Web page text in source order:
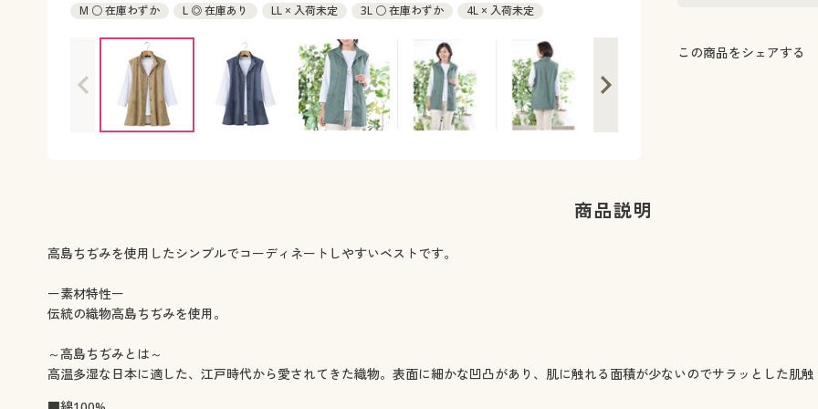
M ○ 在庫わずか L ◎ 在庫あり LL × 入荷未定 3L ○ 在庫わずか 4L × 入荷未定
この商品をシェアする
商品説明
高島ちぢみを使用したシンプルでコーディネートしやすいベストです。
ー素材特性ー
伝統の織物高島ちぢみを使用。
～高島ちぢみとは～
高温多湿な日本に適した、江戸時代から愛されてきた織物。表面に細かな凹凸があり、肌に触れる面積が少ないのでサラッとした肌